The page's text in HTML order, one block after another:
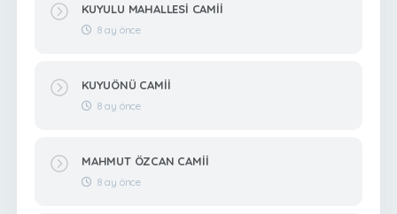
KUYULU MAHALLESİ CAMİİ
8 ay önce
KUYUÖNÜ CAMİİ
8 ay önce
MAHMUT ÖZCAN CAMİİ
8 ay önce